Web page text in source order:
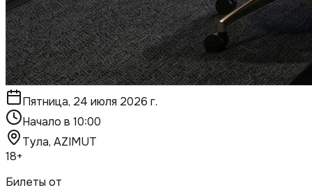
Пятница, 24 июля 2026 г.
Начало в 10:00
Тула, AZIMUT
18+
Билеты от